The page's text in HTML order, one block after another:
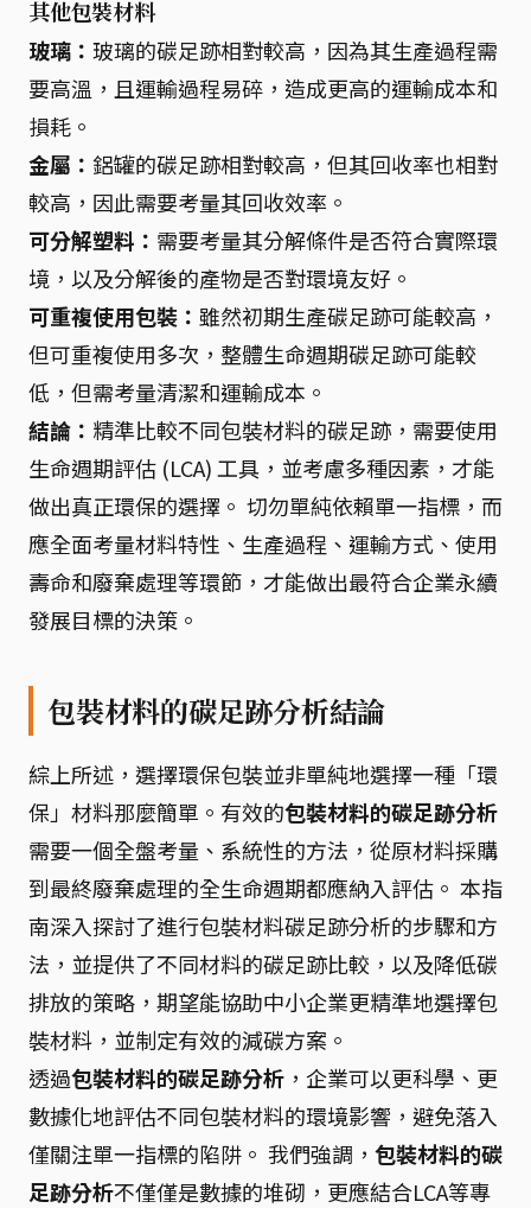
其他包裝材料
玻璃： 玻璃的碳足跡相對較高，因為其生產過程需
要高溫，且運輸過程易碎，造成更高的運輸成本和
損耗。
金屬： 鋁罐的碳足跡相對較高，但其回收率也相對
較高，因此需要考量其回收效率。
可分解塑料： 需要考量其分解條件是否符合實際環
境，以及分解後的產物是否對環境友好。
可重複使用包裝： 雖然初期生產碳足跡可能較高，
但可重複使用多次，整體生命週期碳足跡可能較
低，但需考量清潔和運輸成本。
結論： 精準比較不同包裝材料的碳足跡，需要使用
生命週期評估 (LCA) 工具，並考慮多種因素，才能
做出真正環保的選擇。 切勿單純依賴單一指標，而
應全面考量材料特性、生產過程、運輸方式、使用
壽命和廢棄處理等環節，才能做出最符合企業永續
發展目標的決策。
包裝材料的碳足跡分析結論
綜上所述，選擇環保包裝並非單純地選擇一種「環
保」材料那麼簡單。有效的包裝材料的碳足跡分析
需要一個全盤考量、系統性的方法，從原材料採購
到最終廢棄處理的全生命週期都應納入評估。 本指
南深入探討了進行包裝材料碳足跡分析的步驟和方
法，並提供了不同材料的碳足跡比較，以及降低碳
排放的策略，期望能協助中小企業更精準地選擇包
裝材料，並制定有效的減碳方案。
透過包裝材料的碳足跡分析 ，企業可以更科學、更
數據化地評估不同包裝材料的環境影響，避免落入
僅關注單一指標的陷阱。 我們強調， 包裝材料的碳
足跡分析不僅僅是數據的堆砌，更應結合LCA等專